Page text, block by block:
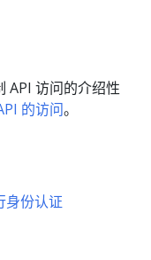
API 访问的介绍性
的访问。
身份认证